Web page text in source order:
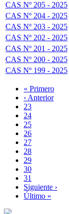
CAS Nº 205 - 2025
CAS Nº 204 - 2025
CAS Nº 203 - 2025
CAS Nº 202 - 2025
CAS Nº 201 - 2025
CAS Nº 200 - 2025
CAS Nº 199 - 2025
Paginación
Primera
página
« Primero
Página
anterior
‹ Anterior
Page
23
Page
24
Page
25
Page
26
Página
actual
27
Page
28
Page
29
Page
30
Page
31
Siguiente
página
Siguiente ›
Última
Último »